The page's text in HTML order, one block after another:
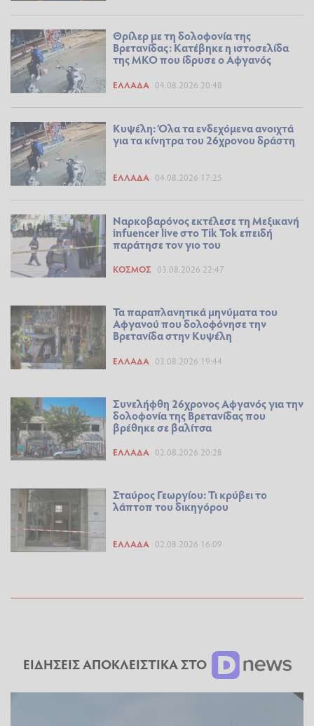
Θρίλερ με τη δολοφονία της
Βρετανίδας: Κατέβηκε η ιστοσελίδα
της ΜΚΟ που ίδρυσε ο Αφγανός
ΕΛΛΆΔΑ 04.08.2026 20:48
Κυψέλη: Όλα τα ενδεχόμενα ανοιχτά
για τα κίνητρα του 26χρονου δράστη
ΕΛΛΆΔΑ 04.08.2026 17:25
Ναρκοβαρόνος εκτέλεσε τη Μεξικανή
infuencer live στο Tik Tok επειδή
παράτησε τον γιο του
ΚΌΣΜΟΣ 03.08.2026 22:47
Τα παραπλανητικά μηνύματα του
Αφγανού που δολοφόνησε την
Βρετανίδα στην Κυψέλη
ΕΛΛΆΔΑ 03.08.2026 19:44
Συνελήφθη 26χρονος Αφγανός για την
δολοφονία της Βρετανίδας που
βρέθηκε σε βαλίτσα
ΕΛΛΆΔΑ 02.08.2026 20:28
Σταύρος Γεωργίου: Τι κρύβει το
λάπτοπ του δικηγόρου
ΕΛΛΆΔΑ 02.08.2026 16:09
ΕΙΔΗΣΕΙΣ ΑΠΟΚΛΕΙΣΤΙΚΑ ΣΤΟ